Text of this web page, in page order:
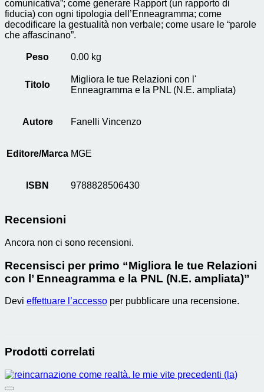
comunicativa”; come generare Rapport (un rapporto di
fiducia) con ogni tipologia dell’Enneagramma; come
decodificare la gestualità non verbale; come usare le “parole
che affascinano”.
Peso 0.00 kg
Titolo
Migliora le tue Relazioni con l'
Enneagramma e la PNL (N.E. ampliata)
Autore Fanelli Vincenzo
Editore/Marca MGE
ISBN 9788828506430
Recensioni
Ancora non ci sono recensioni.
Recensisci per primo “Migliora le tue Relazioni
con l’ Enneagramma e la PNL (N.E. ampliata)”
Devi effettuare l’accesso per pubblicare una recensione.
Prodotti correlati